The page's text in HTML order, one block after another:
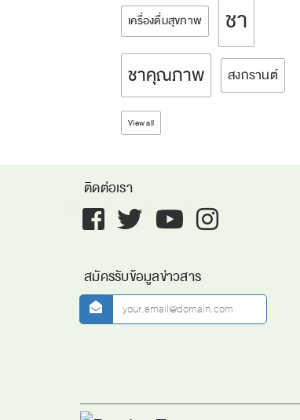
เครื่องดื่มสุขภาพ ชา
ชาคุณภาพ สงกรานต์
View all
ติดต่อเรา
Facebook twitter youtube instagram
สมัครรับข้อมูลข่าวสาร
newsletter